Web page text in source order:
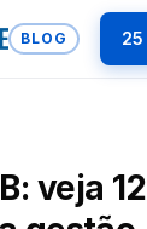
BLOG
veja